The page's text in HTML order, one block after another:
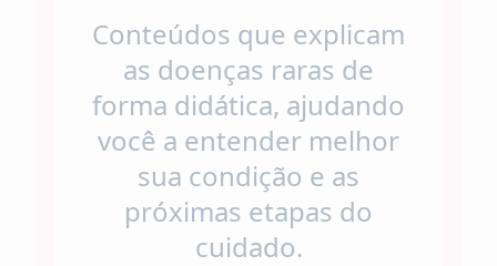
Conteúdos que explicam
as doenças raras de
forma didática, ajudando
você a entender melhor
sua condição e as
próximas etapas do
cuidado.